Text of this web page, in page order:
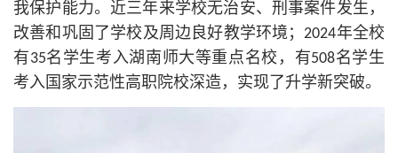
我保护能力。近三年来学校无治安、刑事案件发生，
改善和巩固了学校及周边良好教学环境；2024年全校
有35名学生考入湖南师大等重点名校，有508名学生
考入国家示范性高职院校深造，实现了升学新突破。